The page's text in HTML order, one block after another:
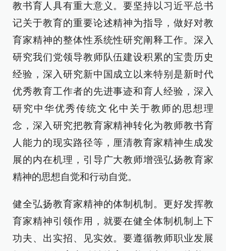
教书育人具有重大意义。要坚持以习近平总书
记关于教育的重要论述精神为指导，做好对教
育家精神的整体性系统性研究阐释工作。深入
研究我们党领导教师队伍建设积累的宝贵历史
经验，深入研究新中国成立以来特别是新时代
优秀教育工作者的先进事迹和育人经验，深入
研究中华优秀传统文化中关于教师的思想理
念，深入研究把教育家精神转化为教师教书育
人能力的现实路径等，厘清教育家精神生成发
展的内在机理，引导广大教师增强弘扬教育家
精神的思想自觉和行动自觉。
健全弘扬教育家精神的体制机制。更好发挥教
育家精神引领作用，就要在健全体制机制上下
功夫、出实招、见实效。要遵循教师职业发展